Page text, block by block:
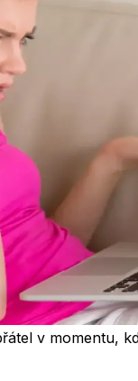
v momentu,